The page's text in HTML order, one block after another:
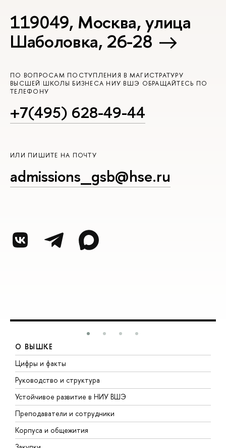
119049, Москва, улица
Шаболовка, 26-28
ПО ВОПРОСАМ ПОСТУПЛЕНИЯ В МАГИСТРАТУРУ
ВЫСШЕЙ ШКОЛЫ БИЗНЕСА НИУ ВШЭ ОБРАЩАЙТЕСЬ ПО
ТЕЛЕФОНУ
+7(495) 628-49-44
ИЛИ ПИШИТЕ НА ПОЧТУ
admissions_gsb@hse.ru
О ВЫШКЕ
Цифры и факты
Руководство и структура
Устойчивое развитие в НИУ ВШЭ
Преподаватели и сотрудники
Корпуса и общежития